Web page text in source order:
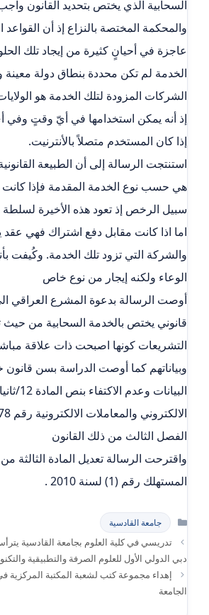
السحابية الذي يختص بتحديد القانون
والمحكمة المختصة بالنزاع إذ أن القواعد
عاجزة في أحيانٍ كثيرة من إيجاد تلك
الخدمة لم تكن محددة بنطاق دولة معينة
الشركات المزودة لتلك الخدمة هو
إذ أنه يمكن استخدامها في أيّ وقتٍ وفي
إذا كان المستخدم متصلاً بالأنترنيت.
استنتجت الرسالة إلى أن الطبيعة
هي حسب نوع الخدمة المقدمة فإذا
سبيل الرخص إذ تعود هذه الأخيرة
اما اذا كانت مقابل دفع اشتراك فهي عقد
والشركة التي تزود تلك الخدمة. وكُيفت
الوعاء ولكنه إيجار من نوع خاص
أوصت الرسالة بدعوة المشرع العراقي
قانوني يختص بالخدمة السحابية من حيث
التشريعات كونها اصبحت ذات علاقة
وبياناتهم كما أوصت الدراسة بسن
البيانات
الفصل الثالث من ذلك القانون
واقترحت الرسالة تعديل المادة الثالثة
المستهلك رقم (1) لسنة 2010 .
التصنيفات
جامعة القادسية
تدريسي في كلية العلوم بجامعة القادسية
دبي الدولي الأول للعلوم الصرفة والتطبيقية
إهداء مجموعة كتب لشعبة المكتبة المركزية
الجامعة